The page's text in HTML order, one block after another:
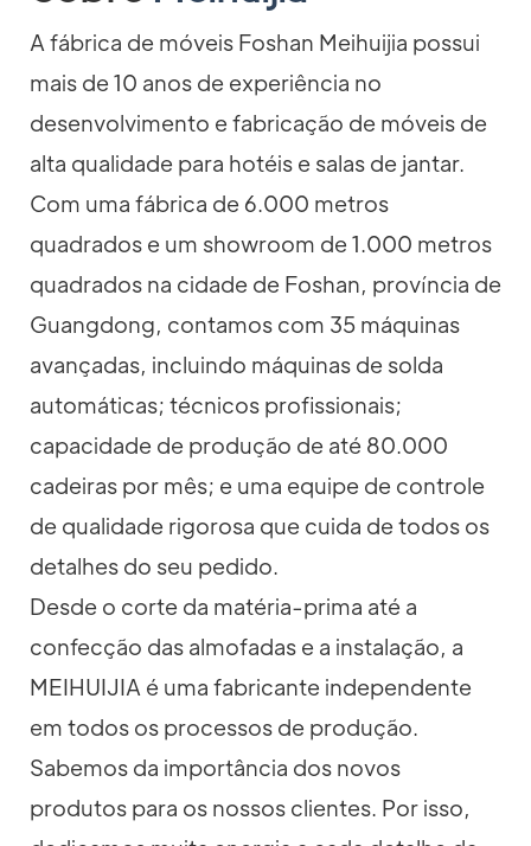
A fábrica de móveis Foshan Meihuijia possui
mais de 10 anos de experiência no
desenvolvimento e fabricação de móveis de
alta qualidade para hotéis e salas de jantar.
Com uma fábrica de 6.000 metros
quadrados e um showroom de 1.000 metros
quadrados na cidade de Foshan, província de
Guangdong, contamos com 35 máquinas
avançadas, incluindo máquinas de solda
automáticas; técnicos profissionais;
capacidade de produção de até 80.000
cadeiras por mês; e uma equipe de controle
de qualidade rigorosa que cuida de todos os
detalhes do seu pedido.
Desde o corte da matéria-prima até a
confecção das almofadas e a instalação, a
MEIHUIJIA é uma fabricante independente
em todos os processos de produção.
Sabemos da importância dos novos
produtos para os nossos clientes. Por isso,